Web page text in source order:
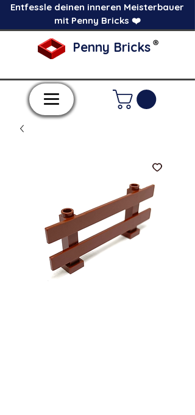
Entfessle deinen inneren Meisterbauer
mit Penny Bricks ❤️
Penny Bricks ®